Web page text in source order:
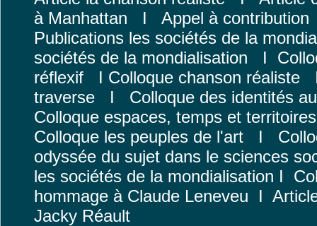
à Manhattan I Appel à contribution
Publications les sociétés de la
sociétés de la mondialisation I
réflexif
I Colloque chanson réaliste
traverse I Colloque des identités
Colloque espaces, temps et territoires
Colloque les peuples de l'art I
odyssée du sujet dans le sciences
les sociétés de la mondialisation I
hommage à Claude Leneveu I
Jacky Réault